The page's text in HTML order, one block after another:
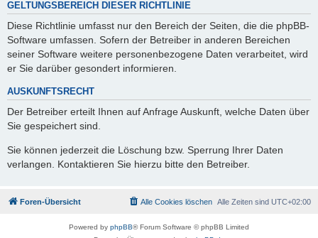
GELTUNGSBEREICH DIESER RICHTLINIE
Diese Richtlinie umfasst nur den Bereich der Seiten, die die phpBB-
Software umfassen. Sofern der Betreiber in anderen Bereichen
seiner Software weitere personenbezogene Daten verarbeitet, wird
er Sie darüber gesondert informieren.
AUSKUNFTSRECHT
Der Betreiber erteilt Ihnen auf Anfrage Auskunft, welche Daten über
Sie gespeichert sind.
Sie können jederzeit die Löschung bzw. Sperrung Ihrer Daten
verlangen. Kontaktieren Sie hierzu bitte den Betreiber.
Foren-Übersicht Alle Zeiten sind UTC+02:00
Alle Cookies löschen
Powered by phpBB® Forum Software © phpBB Limited